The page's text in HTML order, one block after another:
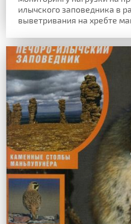
илычского заповедника в
выветривания на хребте